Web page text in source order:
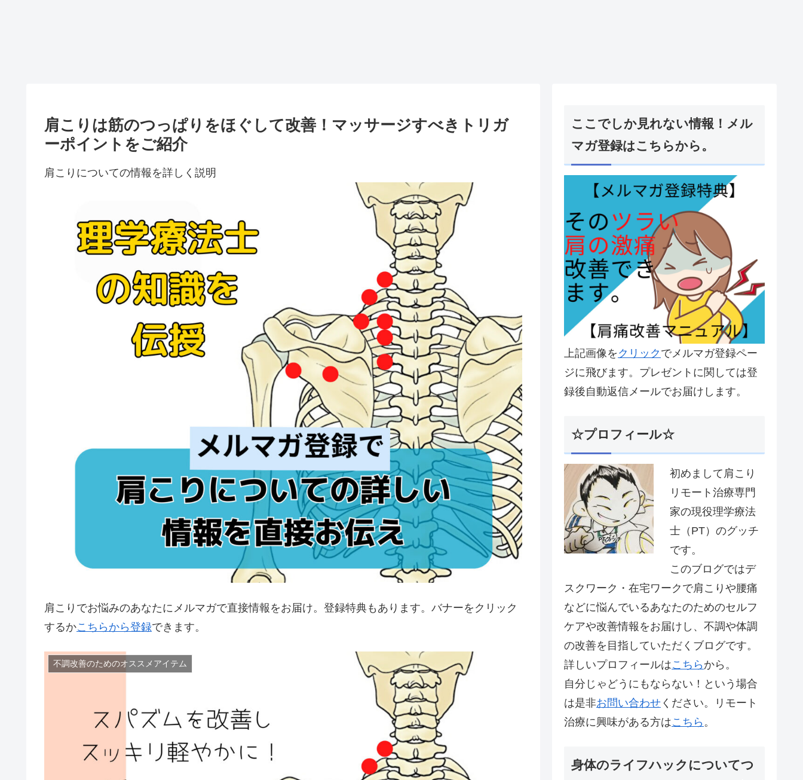
肩こりは筋のつっぱりをほぐして改善！マッサージすべきトリガ
ーポイントをご紹介
肩こりについての情報を詳しく説明
肩こりでお悩みのあなたにメルマガで直接情報をお届け。登録特典もあります。バナーをクリック
するかこちらから登録できます。
不調改善のためのオススメアイテム
ここでしか見れない情報！メル
マガ登録はこちらから。
上記画像を クリック でメルマガ登録ペー
ジに飛びます。プレゼントに関しては登
録後自動返信メールでお届けします。
☆プロフィール☆
初めまして肩こり
リモート治療専門
家の現役理学療法
士（PT）のグッチ
です。
このブログではデ
スクワーク・在宅ワークで肩こりや腰痛
などに悩んでいるあなたのためのセルフ
ケアや改善情報をお届けし、不調や体調
の改善を目指していただくブログです。
詳しいプロフィールはこちら から。
自分じゃどうにもならない！という場合
は是非お問い合わせ ください。リモート
治療に興味がある方はこちら 。
身体のライフハックについてつ